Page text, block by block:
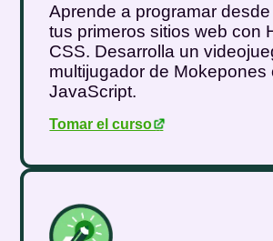
Aprende a programar
tus primeros sitios web con
CSS. Desarrolla un
multijugador de Mokepones
JavaScript.
Tomar el curso.